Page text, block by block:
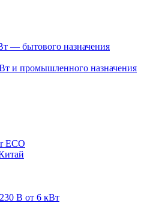
— бытового назначения
и промышленного назначения
ECO
В от 6 кВт